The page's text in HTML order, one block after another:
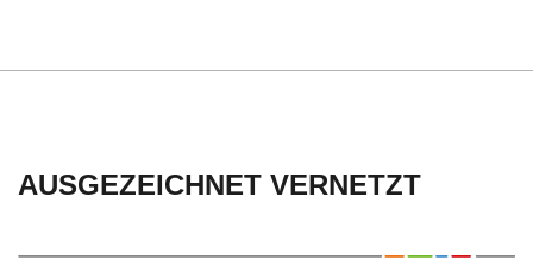
AUSGEZEICHNET VERNETZT